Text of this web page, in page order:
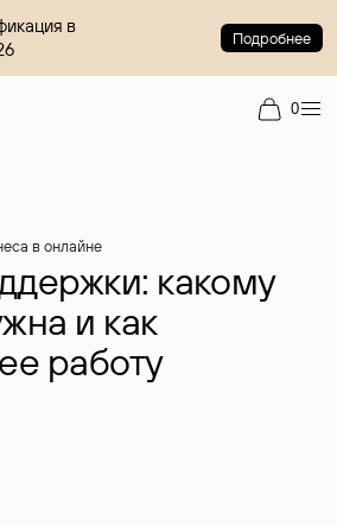
в
Подробнее
0
в онлайне
какому
и как
работу